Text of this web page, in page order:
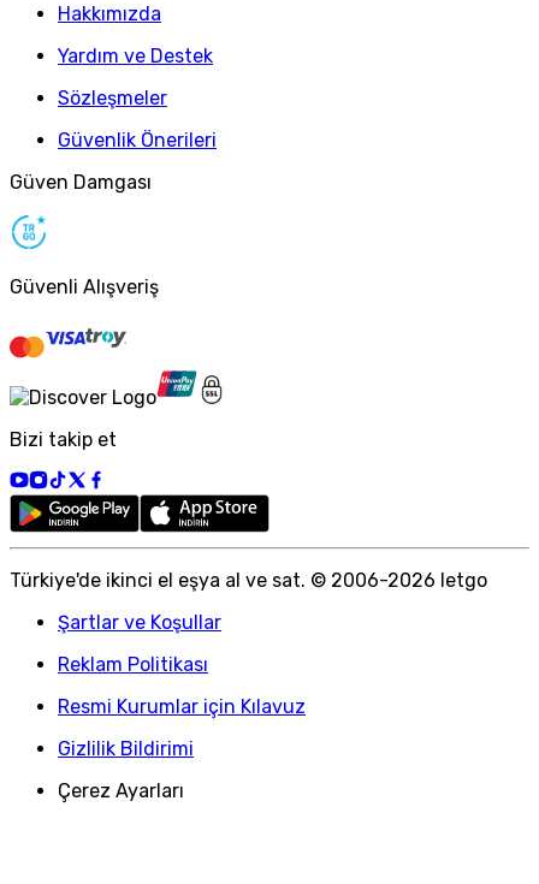
Hakkımızda
Yardım ve Destek
Sözleşmeler
Güvenlik Önerileri
Güven Damgası
Güvenli Alışveriş
Bizi takip et
Türkiye'de ikinci el eşya al ve sat. © 2006-2026 letgo
Şartlar ve Koşullar
Reklam Politikası
Resmi Kurumlar için Kılavuz
Gizlilik Bildirimi
Çerez Ayarları